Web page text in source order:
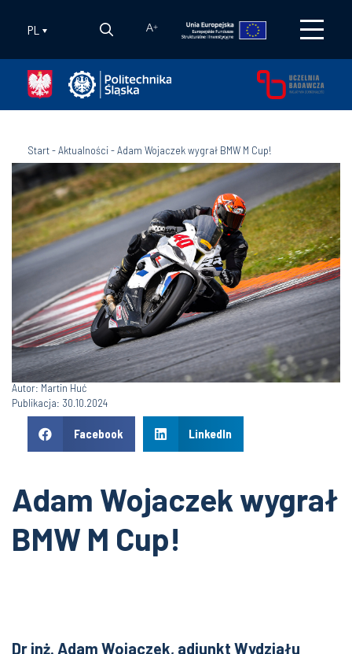
PL A+
Start-Aktualności-Adam Wojaczek wygrał BMW M Cup!
Autor: Martin Huć
Publikacja: 30.10.2024
Facebook LinkedIn
Adam Wojaczek wygrał
BMW M Cup!
Dr inż. Adam Wojaczek, adiunkt Wydziału